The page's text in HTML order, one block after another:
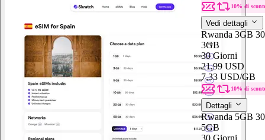
10% di
Vedi dettagli
Rwanda 3GB
3GB
30 Giorni
21,99 USD
7,33 USD/GB
10% di
Dettagli
Rwanda 5GB
5GB
30 Giorni